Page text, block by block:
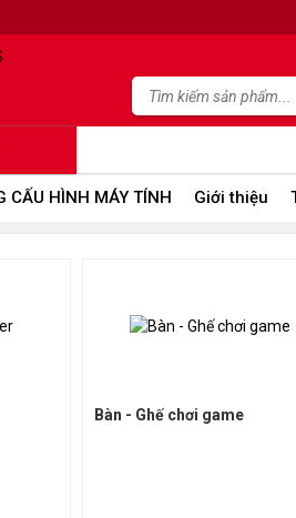
CẤU HÌNH MÁY TÍNH Giới thiệu
Bàn - Ghế chơi game